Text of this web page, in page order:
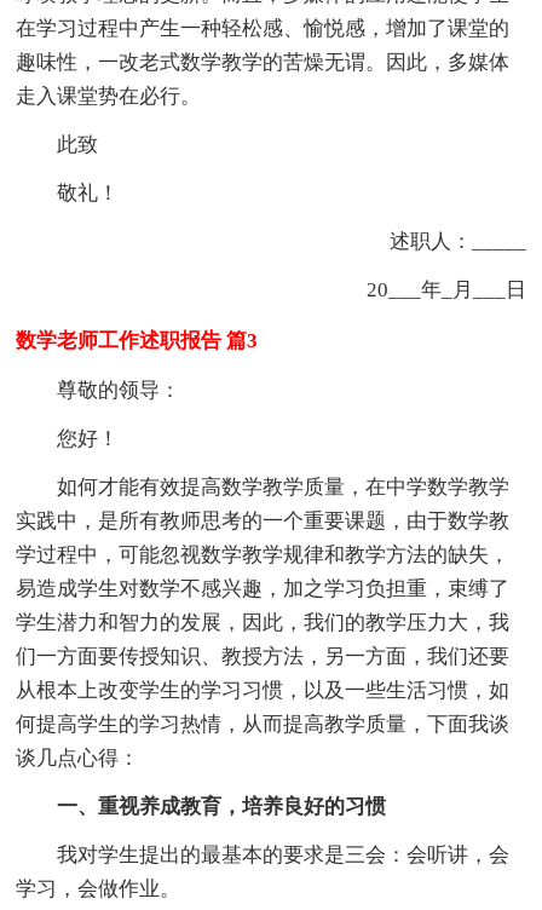
在学习过程中产生一种轻松感、愉悦感，增加了课堂的
趣味性，一改老式数学教学的苦燥无谓。因此，多媒体
走入课堂势在必行。
此致
敬礼！
述职人：_____
20___年_月___日
数学老师工作述职报告 篇3
尊敬的领导：
您好！
如何才能有效提高数学教学质量，在中学数学教学
实践中，是所有教师思考的一个重要课题，由于数学教
学过程中，可能忽视数学教学规律和教学方法的缺失，
易造成学生对数学不感兴趣，加之学习负担重，束缚了
学生潜力和智力的发展，因此，我们的教学压力大，我
们一方面要传授知识、教授方法，另一方面，我们还要
从根本上改变学生的学习习惯，以及一些生活习惯，如
何提高学生的学习热情，从而提高教学质量，下面我谈
谈几点心得：
一、重视养成教育，培养良好的习惯
我对学生提出的最基本的要求是三会：会听讲，会
学习，会做作业。